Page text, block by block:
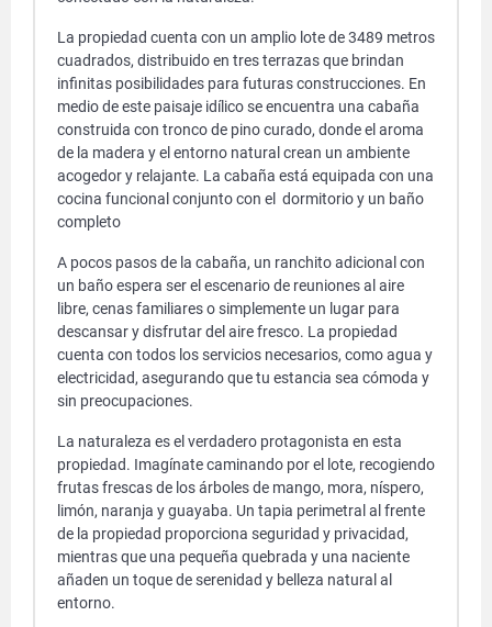
La propiedad cuenta con un amplio lote de 3489 metros
cuadrados, distribuido en tres terrazas que brindan
infinitas posibilidades para futuras construcciones. En
medio de este paisaje idílico se encuentra una cabaña
construida con tronco de pino curado, donde el aroma
de la madera y el entorno natural crean un ambiente
acogedor y relajante. La cabaña está equipada con una
cocina funcional conjunto con el dormitorio y un baño
completo
A pocos pasos de la cabaña, un ranchito adicional con
un baño espera ser el escenario de reuniones al aire
libre, cenas familiares o simplemente un lugar para
descansar y disfrutar del aire fresco. La propiedad
cuenta con todos los servicios necesarios, como agua y
electricidad, asegurando que tu estancia sea cómoda y
sin preocupaciones.
La naturaleza es el verdadero protagonista en esta
propiedad. Imagínate caminando por el lote, recogiendo
frutas frescas de los árboles de mango, mora, níspero,
limón, naranja y guayaba. Un tapia perimetral al frente
de la propiedad proporciona seguridad y privacidad,
mientras que una pequeña quebrada y una naciente
añaden un toque de serenidad y belleza natural al
entorno.